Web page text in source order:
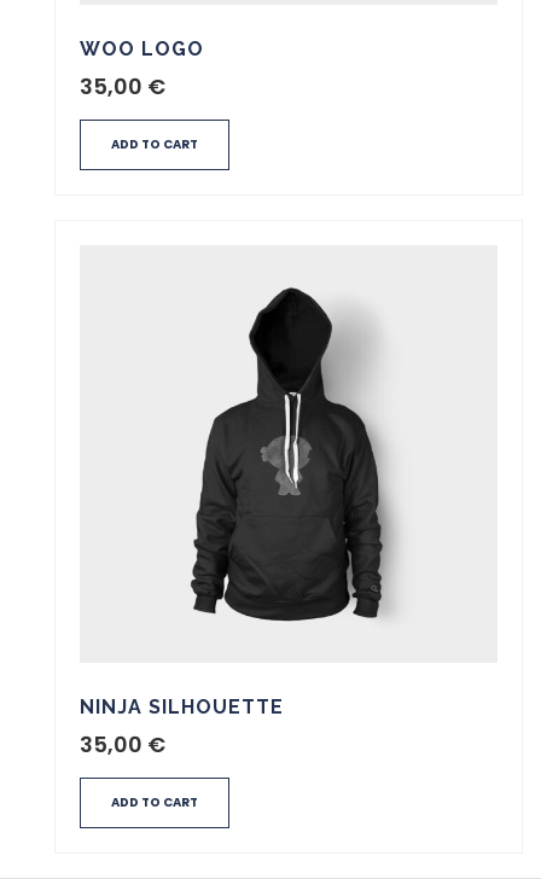
WOO LOGO
35,00 €
ADD TO CART
NINJA SILHOUETTE
35,00 €
ADD TO CART